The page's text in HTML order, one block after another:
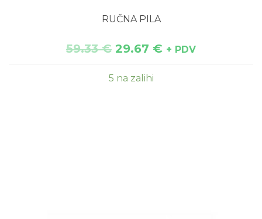
RUČNA PILA
59.33€ 29.67 € + PDV
5 na zalihi